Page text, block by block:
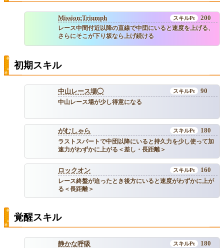
Mission:Triumph 200
レース中間付近以降の直線で中団にいると速度を上げる、
さらにそこが下り坂なら上げ続ける
初期スキル
中山レース場◯ 90
中山レース場が少し得意になる
がむしゃら 180
ラストスパートで中団以降にいると持久力を少し使って加
速力がわずかに上がる＜差し・長距離＞
ロックオン 160
レース終盤が迫ったとき後方にいると速度がわずかに上が
る＜長距離＞
覚醒スキル
静かな呼吸 180